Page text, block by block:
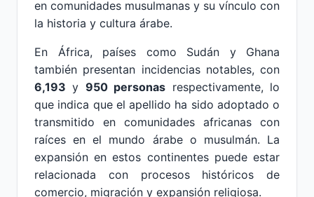
en comunidades musulmanas y su vínculo con
la historia y cultura árabe.
En África, países como Sudán y Ghana
también presentan incidencias notables, con
6,193 y 950 personas respectivamente, lo
que indica que el apellido ha sido adoptado o
transmitido en comunidades africanas con
raíces en el mundo árabe o musulmán. La
expansión en estos continentes puede estar
relacionada con procesos históricos de
comercio, migración y expansión religiosa.